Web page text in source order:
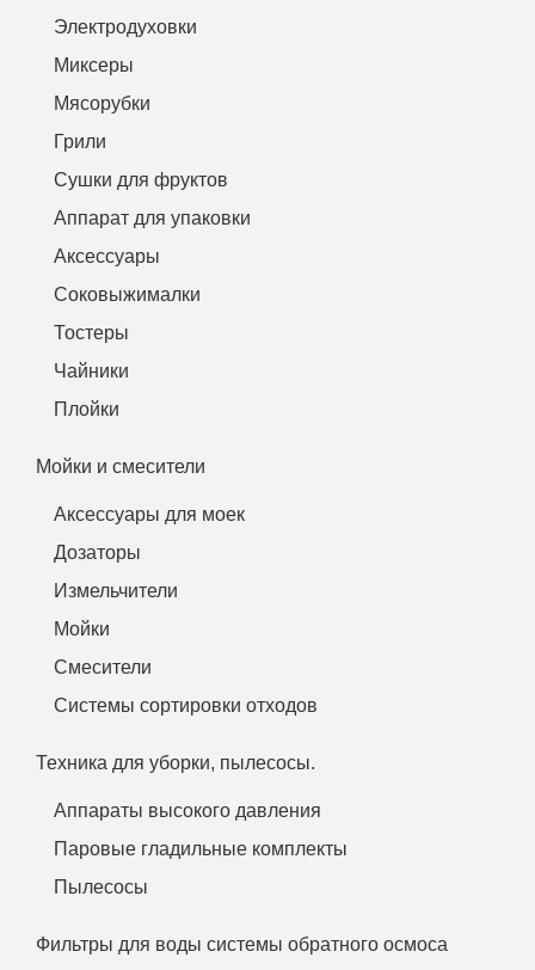
Электродуховки
Миксеры
Мясорубки
Грили
Сушки для фруктов
Аппарат для упаковки
Аксессуары
Соковыжималки
Тостеры
Чайники
Плойки
Мойки и смесители
Аксессуары для моек
Дозаторы
Измельчители
Мойки
Смесители
Системы сортировки отходов
Техника для уборки, пылесосы.
Аппараты высокого давления
Паровые гладильные комплекты
Пылесосы
Фильтры для воды системы обратного осмоса